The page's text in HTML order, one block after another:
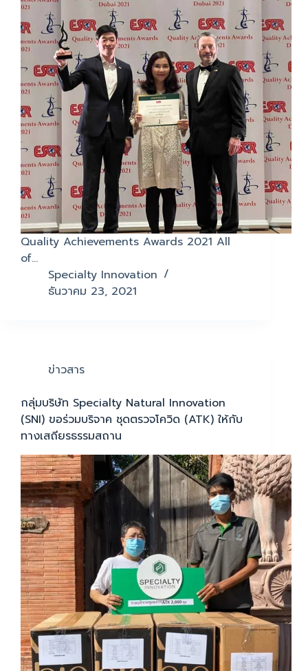
Quality Achievements Awards 2021 All
of…
Specialty Innovation
ธันวาคม 23, 2021
ข่าวสาร
กลุ่มบริษัท Specialty Natural Innovation
(SNI) ขอร่วมบริจาค ชุดตรวจโควิด (ATK) ให้กับ
ทางเสถียรธรรมสถาน